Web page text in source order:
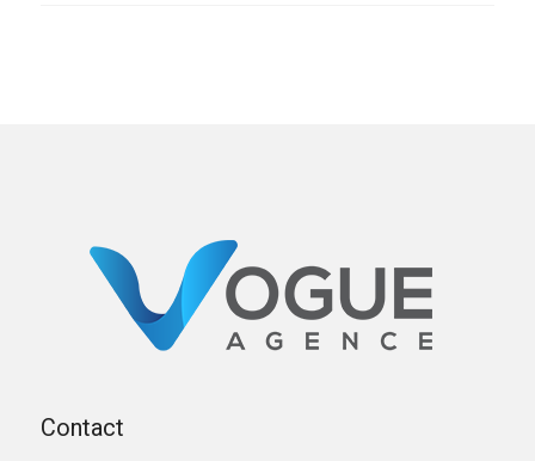
Contact